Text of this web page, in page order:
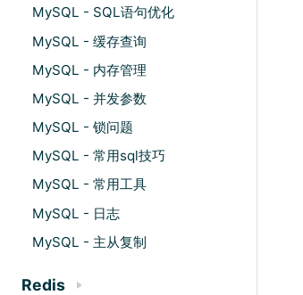
MySQL - SQL语句优化
MySQL - 缓存查询
MySQL - 内存管理
MySQL - 并发参数
MySQL - 锁问题
MySQL - 常用sql技巧
MySQL - 常用工具
MySQL - 日志
MySQL - 主从复制
Redis